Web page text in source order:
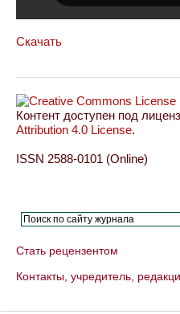
Скачать
Контент доступен под
Attribution 4.0 License.
ISSN 2588-0101 (Online)
Стать рецензентом
Контакты, учредитель,